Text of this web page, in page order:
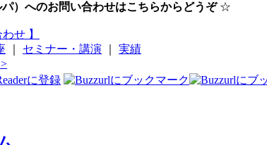
）へのお問い合わせはこちらからどうぞ ☆
せ 】
セミナー・講演
実績